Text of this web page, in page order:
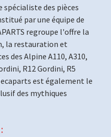
spécialiste des pièces
par une équipe de
regroupe l'offre la
la restauration et
des Alpine A110, A310,
R12 Gordini, R5
est également le
des mythiques